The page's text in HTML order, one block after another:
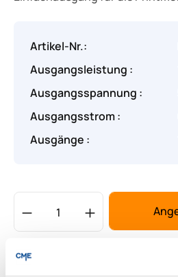
Lieferung & Rücksendungen
Artikel-Nr.:
Ausgangsleistung :
Ausgangsspannung :
Ausgangsstrom :
Ausgänge :
Produkt Anzahl: Gib